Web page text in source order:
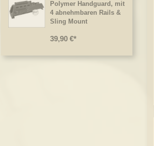
Polymer Handguard, mit
4 abnehmbaren Rails &
Sling Mount
39,90 €